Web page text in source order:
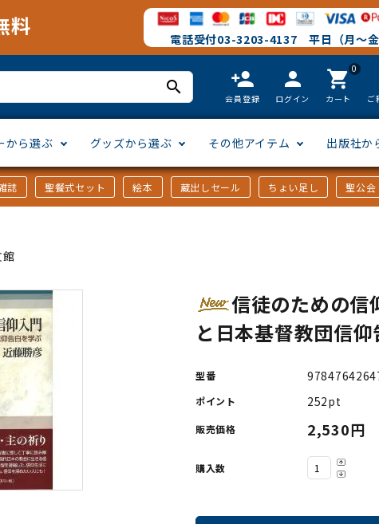
料 電話受付03-3203-4137 平日（月～
search person_add
会員登録
person
ログイン
0
shopping_cart
カート ご
アフリカの
から選ぶ グッズから選ぶ
DVD
その他アイテム 出版社か
誌 聖餐式セット 絵本 蔵出しセール ちょい足し 聖公会
館
信徒のための
と日本基督教団信
型番
ポイント 252pt
販売価格 2,530円
購入数